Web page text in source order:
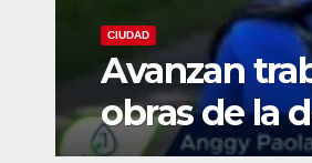
CIUDAD
Servaf